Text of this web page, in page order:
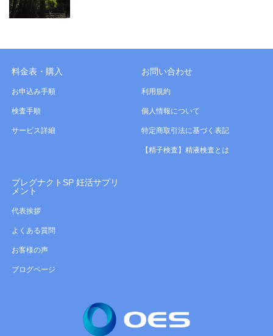
料金表・購入
お申込み手順
検査手順
サービス詳細
お問い合わせ
利用規約
個人情報について
特定商取引法に基づく表記
【精子検査】精液検査とは
プレグナクトSP 妊活サプリ
メント
代表挨拶
よくある質問
お客様の声
ブログページ